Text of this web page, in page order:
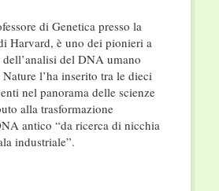
di Genetica presso la
Harvard, è uno dei pionieri a
del DNA umano
l’ha inserito tra le dieci
nel panorama delle scienze
alla trasformazione
antico “da ricerca di nicchia
industriale”.